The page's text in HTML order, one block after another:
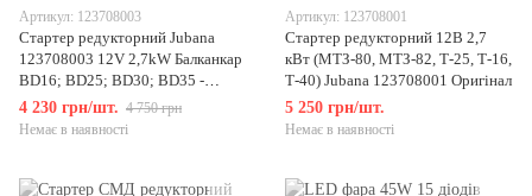
Артикул: 123708003
Стартер редукторний Jubana
123708003 12V 2,7kW Балканкар
BD16; BD25; BD30; BD35 -
аналог М114 - новий
4 230 грн/шт. 4 750 грн
Немає в наявності
Артикул: 123708001
Стартер редукторний 12В 2,7
кВт (МТЗ-80, МТЗ-82, Т-25, Т-16,
Т-40) Jubana 123708001 Оригінал
5 250 грн/шт.
Немає в наявності